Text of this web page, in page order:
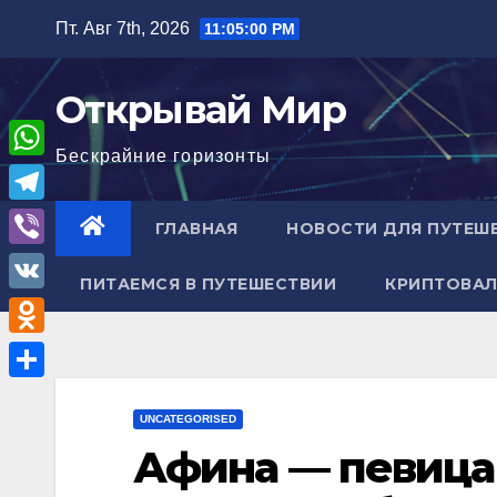
содержимому
Пт. Авг 7th, 2026 11:05:01 PM
Открывай Мир
Бескрайние горизонты
ГЛАВНАЯ НОВОСТИ ДЛЯ
ПИТАЕМСЯ В ПУТЕШЕСТВИИ
UNCATEGORISED
Афина — певица
W
h
a
A
T
e
l
e
g
V
i
b
e
V
K
O